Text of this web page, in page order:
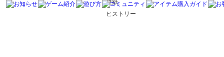
壁紙
ヒストリー